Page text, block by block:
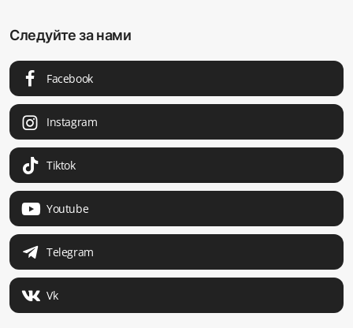
Следуйте за нами
Facebook
Instagram
Tiktok
Youtube
Telegram
Vk